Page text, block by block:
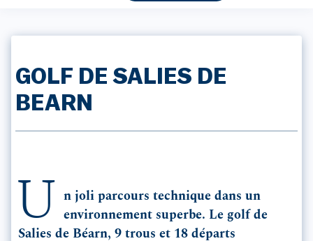
GOLF DE SALIES DE
BEARN
U
n joli parcours technique dans un
environnement superbe. Le golf de
Salies de Béarn, 9 trous et 18 départs